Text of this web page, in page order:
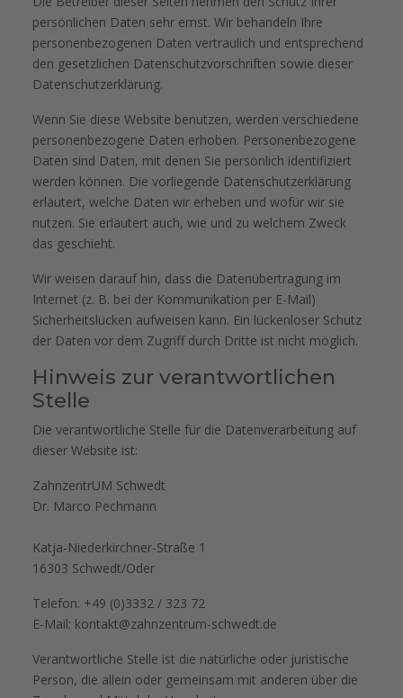
persönlichen Daten sehr ernst. Wir behandeln Ihre
personenbezogenen Daten vertraulich und entsprechend
den gesetzlichen Datenschutzvorschriften sowie dieser
Datenschutzerklärung.
Wenn Sie diese Website benutzen, werden verschiedene
personenbezogene Daten erhoben. Personenbezogene
Daten sind Daten, mit denen Sie persönlich identifiziert
werden können. Die vorliegende Datenschutzerklärung
erläutert, welche Daten wir erheben und wofür wir sie
nutzen. Sie erläutert auch, wie und zu welchem Zweck
das geschieht.
Wir weisen darauf hin, dass die Datenübertragung im
Internet (z. B. bei der Kommunikation per E-Mail)
Sicherheitslücken aufweisen kann. Ein lückenloser Schutz
der Daten vor dem Zugriff durch Dritte ist nicht möglich.
Hinweis zur verantwortlichen
Stelle
Die verantwortliche Stelle für die Datenverarbeitung auf
dieser Website ist:
ZahnzentrUM Schwedt
Dr. Marco Pechmann
Katja-Niederkirchner-Straße 1
16303 Schwedt/Oder
Telefon: +49 (0)3332 / 323 72
E-Mail: kontakt@zahnzentrum-schwedt.de
Verantwortliche Stelle ist die natürliche oder juristische
Person, die allein oder gemeinsam mit anderen über die